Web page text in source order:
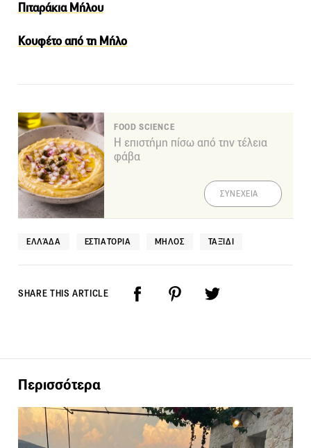
Πιταράκια Μήλου
Κουφέτο από τη Μήλο
FOOD SCIENCE
Η επιστήμη πίσω από την τέλεια
φάβα
ΣΥΝΕΧΕΙΑ
ΕΛΛΆΔΑ ΕΣΤΙΑΤΌΡΙΑ ΜΉΛΟΣ ΤΑΞΊΔΙ
SHARE THIS ARTICLE
Περισσότερα